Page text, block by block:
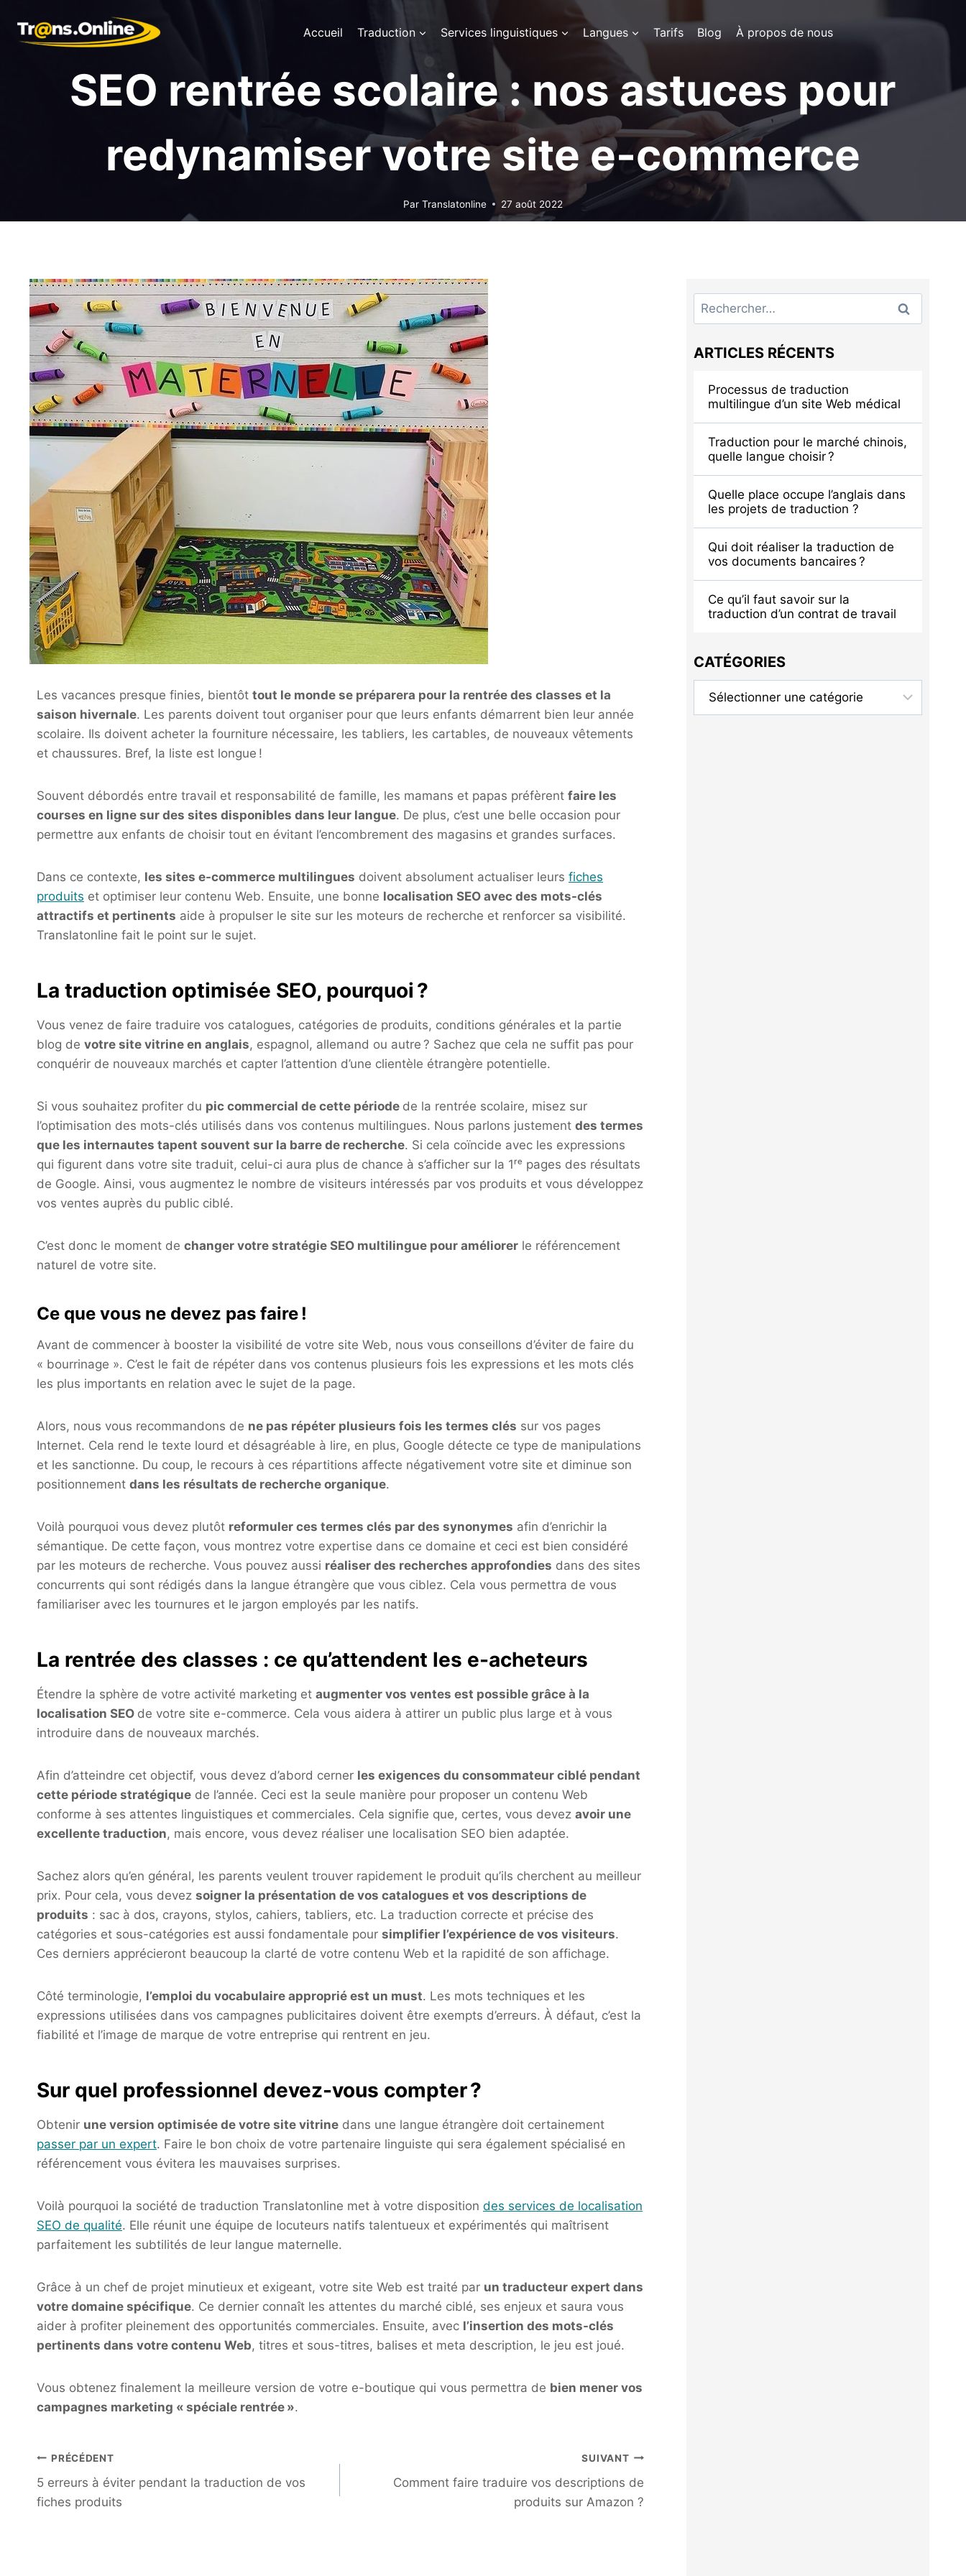
contenu
Accueil Traduction Services linguistiques Langues Tarifs Blog À propos de nous
SEO rentrée scolaire : nos astuces pour
redynamiser votre site e-commerce
Par Translatonline 27 août 2022
Les vacances presque finies, bientôt tout le monde se préparera pour la rentrée des classes et la
saison hivernale. Les parents doivent tout organiser pour que leurs enfants démarrent bien leur année
scolaire. Ils doivent acheter la fourniture nécessaire, les tabliers, les cartables, de nouveaux vêtements
et chaussures. Bref, la liste est longue !
Souvent débordés entre travail et responsabilité de famille, les mamans et papas préfèrent faire les
courses en ligne sur des sites disponibles dans leur langue. De plus, c’est une belle occasion pour
permettre aux enfants de choisir tout en évitant l’encombrement des magasins et grandes surfaces.
Dans ce contexte, les sites e-commerce multilingues doivent absolument actualiser leurs fiches
produits et optimiser leur contenu Web. Ensuite, une bonne localisation SEO avec des mots-clés
attractifs et pertinents aide à propulser le site sur les moteurs de recherche et renforcer sa visibilité.
Translatonline fait le point sur le sujet.
La traduction optimisée SEO, pourquoi ?
Vous venez de faire traduire vos catalogues, catégories de produits, conditions générales et la partie
blog de votre site vitrine en anglais, espagnol, allemand ou autre ? Sachez que cela ne suffit pas pour
conquérir de nouveaux marchés et capter l’attention d’une clientèle étrangère potentielle.
Si vous souhaitez profiter du pic commercial de cette période de la rentrée scolaire, misez sur
l’optimisation des mots-clés utilisés dans vos contenus multilingues. Nous parlons justement des termes
que les internautes tapent souvent sur la barre de recherche. Si cela coïncide avec les expressions
qui figurent dans votre site traduit, celui-ci aura plus de chance à s’afficher sur la 1ʳᵉ pages des résultats
de Google. Ainsi, vous augmentez le nombre de visiteurs intéressés par vos produits et vous développez
vos ventes auprès du public ciblé.
C’est donc le moment de changer votre stratégie SEO multilingue pour améliorer le référencement
naturel de votre site.
Ce que vous ne devez pas faire !
Avant de commencer à booster la visibilité de votre site Web, nous vous conseillons d’éviter de faire du
« bourrinage ». C’est le fait de répéter dans vos contenus plusieurs fois les expressions et les mots clés
les plus importants en relation avec le sujet de la page.
Alors, nous vous recommandons de ne pas répéter plusieurs fois les termes clés sur vos pages
Internet. Cela rend le texte lourd et désagréable à lire, en plus, Google détecte ce type de manipulations
et les sanctionne. Du coup, le recours à ces répartitions affecte négativement votre site et diminue son
positionnement dans les résultats de recherche organique.
Voilà pourquoi vous devez plutôt reformuler ces termes clés par des synonymes afin d’enrichir la
sémantique. De cette façon, vous montrez votre expertise dans ce domaine et ceci est bien considéré
par les moteurs de recherche. Vous pouvez aussi réaliser des recherches approfondies dans des sites
concurrents qui sont rédigés dans la langue étrangère que vous ciblez. Cela vous permettra de vous
familiariser avec les tournures et le jargon employés par les natifs.
La rentrée des classes : ce qu’attendent les e-acheteurs
Étendre la sphère de votre activité marketing et augmenter vos ventes est possible grâce à la
localisation SEO de votre site e-commerce. Cela vous aidera à attirer un public plus large et à vous
introduire dans de nouveaux marchés.
Afin d’atteindre cet objectif, vous devez d’abord cerner les exigences du consommateur ciblé pendant
cette période stratégique de l’année. Ceci est la seule manière pour proposer un contenu Web
conforme à ses attentes linguistiques et commerciales. Cela signifie que, certes, vous devez avoir une
excellente traduction, mais encore, vous devez réaliser une localisation SEO bien adaptée.
Sachez alors qu’en général, les parents veulent trouver rapidement le produit qu’ils cherchent au meilleur
prix. Pour cela, vous devez soigner la présentation de vos catalogues et vos descriptions de
produits : sac à dos, crayons, stylos, cahiers, tabliers, etc. La traduction correcte et précise des
catégories et sous-catégories est aussi fondamentale pour simplifier l’expérience de vos visiteurs.
Ces derniers apprécieront beaucoup la clarté de votre contenu Web et la rapidité de son affichage.
Côté terminologie, l’emploi du vocabulaire approprié est un must. Les mots techniques et les
expressions utilisées dans vos campagnes publicitaires doivent être exempts d’erreurs. À défaut, c’est la
fiabilité et l’image de marque de votre entreprise qui rentrent en jeu.
Sur quel professionnel devez-vous compter ?
Obtenir une version optimisée de votre site vitrine dans une langue étrangère doit certainement
passer par un expert. Faire le bon choix de votre partenaire linguiste qui sera également spécialisé en
référencement vous évitera les mauvaises surprises.
Voilà pourquoi la société de traduction Translatonline met à votre disposition des services de localisation
SEO de qualité. Elle réunit une équipe de locuteurs natifs talentueux et expérimentés qui maîtrisent
parfaitement les subtilités de leur langue maternelle.
Grâce à un chef de projet minutieux et exigeant, votre site Web est traité par un traducteur expert dans
votre domaine spécifique. Ce dernier connaît les attentes du marché ciblé, ses enjeux et saura vous
aider à profiter pleinement des opportunités commerciales. Ensuite, avec l’insertion des mots-clés
pertinents dans votre contenu Web, titres et sous-titres, balises et meta description, le jeu est joué.
Vous obtenez finalement la meilleure version de votre e-boutique qui vous permettra de bien mener vos
campagnes marketing « spéciale rentrée ».
Navigation
de
l’article
PRÉCÉDENT
5 erreurs à éviter pendant la traduction de vos
fiches produits
SUIVANT
Comment faire traduire vos descriptions de
produits sur Amazon ?
Rechercher :
ARTICLES RÉCENTS
Processus de traduction
multilingue d’un site Web médical
Traduction pour le marché chinois,
quelle langue choisir ?
Quelle place occupe l’anglais dans
les projets de traduction ?
Qui doit réaliser la traduction de
vos documents bancaires ?
Ce qu’il faut savoir sur la
traduction d’un contrat de travail
CATÉGORIES
Catégories